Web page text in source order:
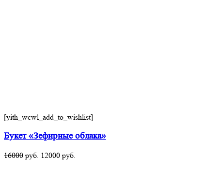
[yith_wcwl_add_to_wishlist]
Букет «Зефирные облака»
16000 руб. 12000 руб.